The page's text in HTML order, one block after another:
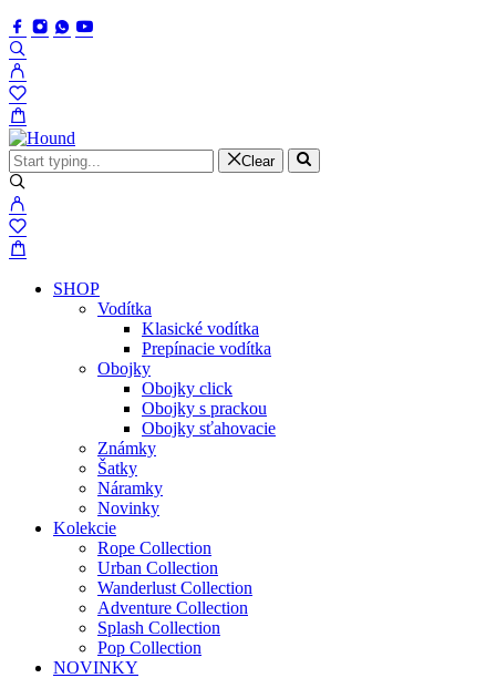
Clear
SHOP
Vodítka
Klasické vodítka
Prepínacie vodítka
Obojky
Obojky click
Obojky s prackou
Obojky sťahovacie
Známky
Šatky
Náramky
Novinky
Kolekcie
Rope Collection
Urban Collection
Wanderlust Collection
Adventure Collection
Splash Collection
Pop Collection
NOVINKY